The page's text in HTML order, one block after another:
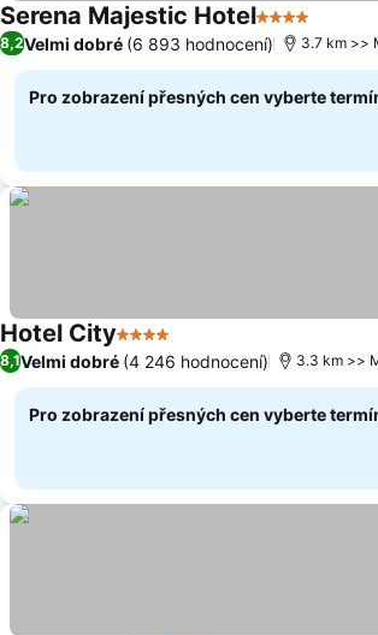
Serena Majestic Hotel4 Počet
8,2Velmi dobré (6 893 hodnocení) 3.7 km >>
Pro zobrazení přesných cen vyberte
Hotel City4 Počet hvězdiček
Ukázat ceny
8,1Velmi dobré (4 246 hodnocení) 3.3 km >>
Pro zobrazení přesných cen vyberte